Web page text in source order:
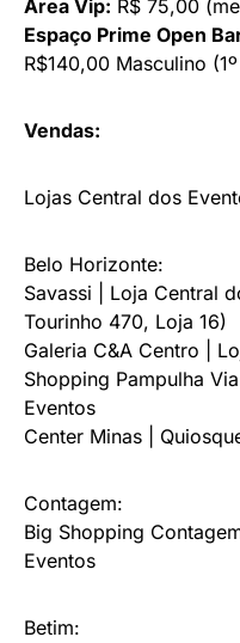
Área Vip: R$ 75,00
Espaço Prime Open
R$140,00 Masculino
Vendas:
Lojas Central dos
Belo Horizonte:
Savassi | Loja Central
Tourinho 470, Loja 16)
Galeria C&A Centro |
Shopping Pampulha
Eventos
Center Minas |
Contagem:
Big Shopping
Eventos
Betim: